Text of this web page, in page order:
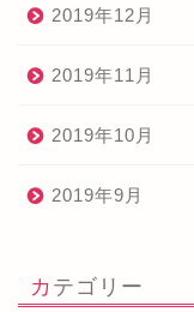
2019年12月
2019年11月
2019年10月
2019年9月
カテゴリー